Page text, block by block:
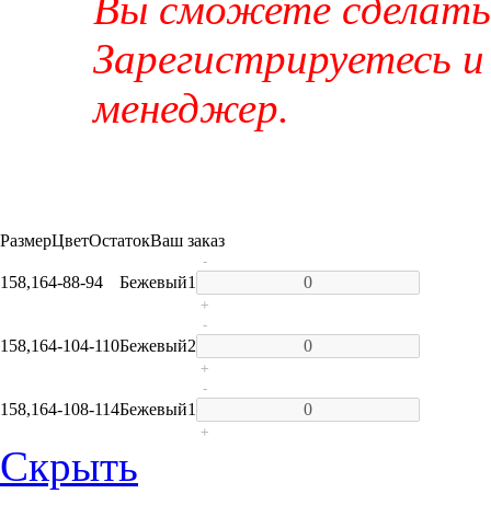
Зарегистрируетесь
менеджер.
РазмерЦветОстатокВаш заказ
158,164-88-94 Бежевый1
-
+
158,164-104-110Бежевый2
-
+
158,164-108-114Бежевый1
-
+
Скрыть